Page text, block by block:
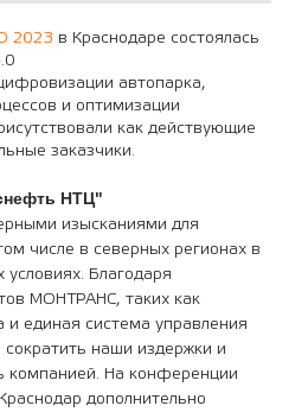
2023 в Краснодаре состоялась
автопарка,
и оптимизации
как действующие
заказчики.
НТЦ"
изысканиями для
числе в северных регионах в
условиях. Благодаря
МОНТРАНС, таких как
и единая система управления
наши издержки и
компанией. На конференции
дополнительно